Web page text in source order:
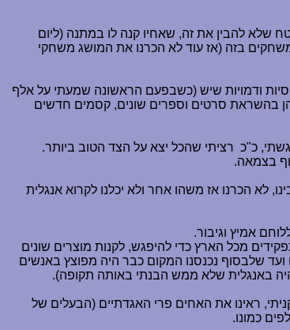
שלא להבין את זה, שאחיו קנה לו במתנה (ליום
בזה (אז עוד לא הכרנו את המושג משחקי
ודמויות שיש (כשבפעם הראשונה שמעתי על אלף
בהשראת סרטים וספרים שונים, קסמים חדשים
כ"כ רציתי שהכל יצא על הצד הטוב ביותר.
בצמאה.
לא הכרנו אז משהו אחר ולא יכלנו לקרוא אנגלית
מכל הארץ כדי להיפגש, לקנות מוצרים שונים
שלבסוף נכנסנו המקום כבר היה מפוצץ באנשים
היה באנגלית שלא ממש הבנתי באותה תקופה).
ראינו את האחים פרי האגדתיים (הבעלים של
כמונו.